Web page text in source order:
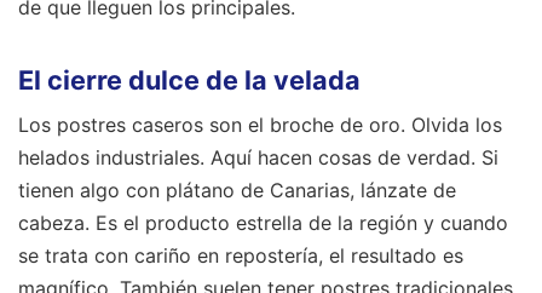
de que lleguen los principales.
El cierre dulce de la velada
Los postres caseros son el broche de oro. Olvida los
helados industriales. Aquí hacen cosas de verdad. Si
tienen algo con plátano de Canarias, lánzate de
cabeza. Es el producto estrella de la región y cuando
se trata con cariño en repostería, el resultado es
magnífico. También suelen tener postres tradicionales